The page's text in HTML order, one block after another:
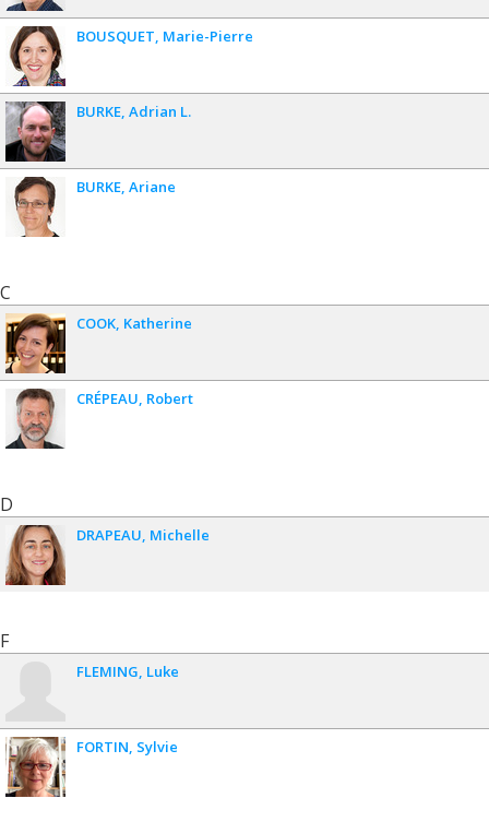
BOUSQUET Marie-Pierre
BURKE Adrian L.
BURKE Ariane
C
COOK Katherine
CRÉPEAU Robert
D
DRAPEAU Michelle
F
FLEMING Luke
FORTIN Sylvie